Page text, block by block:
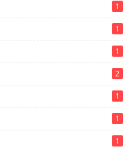
1
1
1
2
1
1
1